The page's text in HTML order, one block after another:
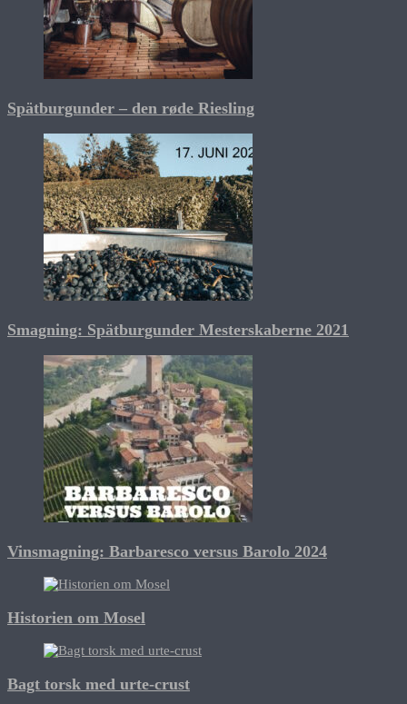
Spätburgunder – den røde Riesling
Smagning: Spätburgunder Mesterskaberne 2021
Vinsmagning: Barbaresco versus Barolo 2024
Historien om Mosel
Bagt torsk med urte-crust